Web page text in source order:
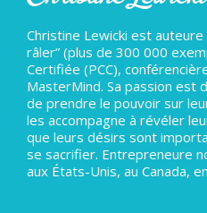
Christine Lewicki est auteure
râler” (plus de 300 000
Certifiée (PCC),
MasterMind. Sa passion est
de prendre le pouvoir sur
les accompagne à révéler
que leurs désirs sont
se sacrifier. Entrepreneure
aux États-Unis, au Canada,